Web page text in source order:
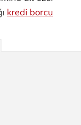
kredi borcu